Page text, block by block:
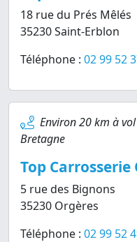
18 rue du Prés Mêlés
35230 Saint-Erblon
Téléphone : 02 99 52
Environ 20 km à
Bretagne
Top Carrosserie
5 rue des Bignons
35230 Orgères
Téléphone : 02 99 52